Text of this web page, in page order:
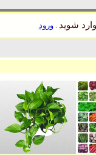
شوید .ورود